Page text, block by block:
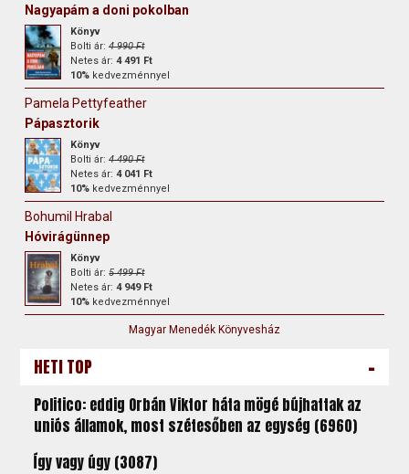
Nagyapám a doni pokolban
Könyv
Bolti ár:4 990 Ft
Netes ár:4 491 Ft
10% kedvezménnyel
Pamela Pettyfeather
Pápasztorik
Könyv
Bolti ár:4 490 Ft
Netes ár:4 041 Ft
10% kedvezménnyel
Bohumil Hrabal
Hóvirágünnep
Könyv
Bolti ár:5 499 Ft
Netes ár:4 949 Ft
10% kedvezménnyel
Magyar Menedék Könyvesház
HETI TOP -
Politico: eddig Orbán Viktor háta mögé bújhattak az
uniós államok, most szétesőben az egység (6960)
Így vagy úgy (3087)